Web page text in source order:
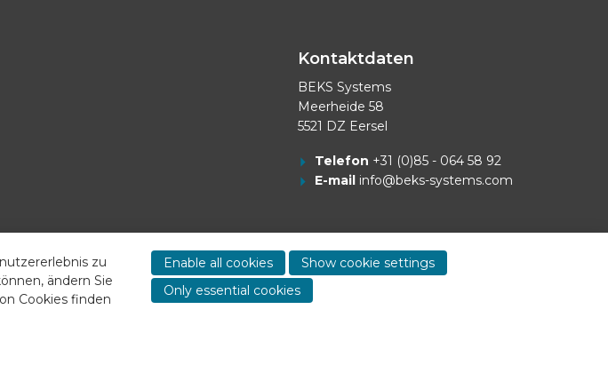
Kontaktdaten
BEKS Systems
Meerheide 58
5521 DZ Eersel
Telefon +31 (0)85 - 064 58 92
E-mail info@beks-systems.com
zu
ändern Sie
Cookies finden
Enable all cookies
Show cookie settings
Only essential cookies